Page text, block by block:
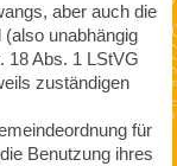
aber auch die
unabhängig
18 Abs. 1 LStVG
zuständigen
für
Benutzung ihres